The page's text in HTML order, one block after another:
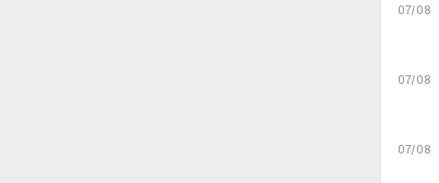
07/08
07/08
07/08